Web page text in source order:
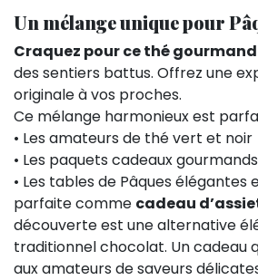
Un mélange unique pour
Craquez pour ce thé
des sentiers battus. Offrez une
originale à vos proches.
Ce mélange harmonieux est
• Les amateurs de thé vert et noir
• Les paquets cadeaux gourmands
• Les tables de Pâques élégantes
parfaite comme cadeau
découverte est une alternative
traditionnel chocolat. Un cadeau
aux amateurs de saveurs